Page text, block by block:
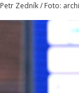
Zedník / Foto: